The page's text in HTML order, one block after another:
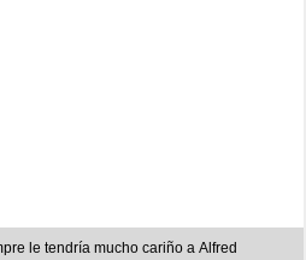
le tendría mucho cariño a Alfred